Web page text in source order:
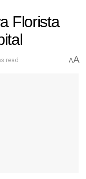
Florista
read AA